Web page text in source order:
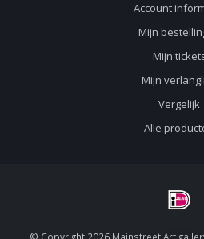
Account
Mijn
Mijn
Mijn
Vergelijk
Alle